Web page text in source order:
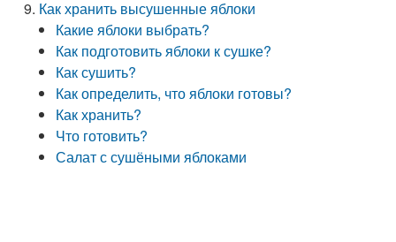
Как хранить высушенные яблоки
Какие яблоки выбрать?
Как подготовить яблоки к сушке?
Как сушить?
Как определить, что яблоки готовы?
Как хранить?
Что готовить?
Салат с сушёными яблоками